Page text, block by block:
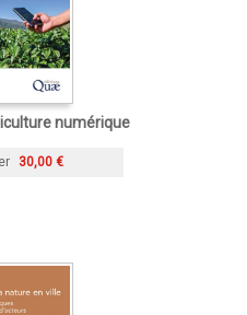
numérique
30,00 €